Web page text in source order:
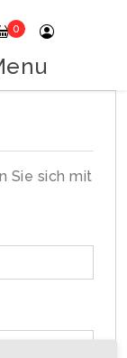
Sie sich mit
0